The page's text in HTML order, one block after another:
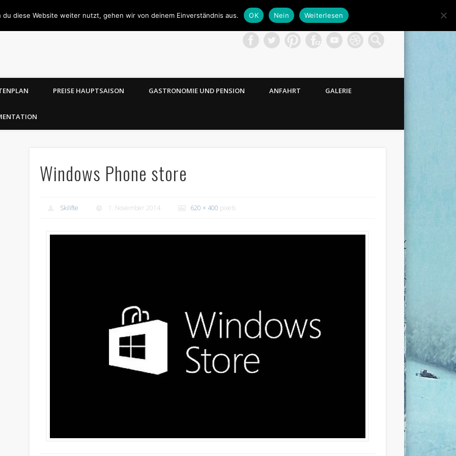
PREISE HAUPTSAISON GASTRONOMIE UND PENSION ANFAHRT GALERIE
Windows Phone store
Skilifte 1. November 2014 620 × 400 pixels
du diese Website weiter nutzt, gehen wir von deinem Einverständnis aus. OK Nein Weiterlesen